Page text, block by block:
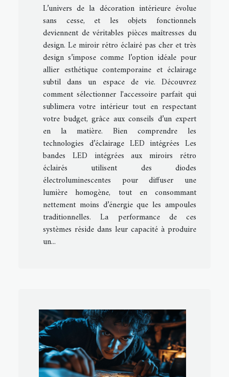
L’univers de la décoration intérieure évolue
sans cesse, et les objets fonctionnels
deviennent de véritables pièces maîtresses du
design. Le miroir rétro éclairé pas cher et très
design s’impose comme l’option idéale pour
allier esthétique contemporaine et éclairage
subtil dans un espace de vie. Découvrez
comment sélectionner l'accessoire parfait qui
sublimera votre intérieur tout en respectant
votre budget, grâce aux conseils d’un expert
en la matière. Bien comprendre les
technologies d’éclairage LED intégrées Les
bandes LED intégrées aux miroirs rétro
éclairés utilisent des diodes
électroluminescentes pour diffuser une
lumière homogène, tout en consommant
nettement moins d’énergie que les ampoules
traditionnelles. La performance de ces
systèmes réside dans leur capacité à produire
un...